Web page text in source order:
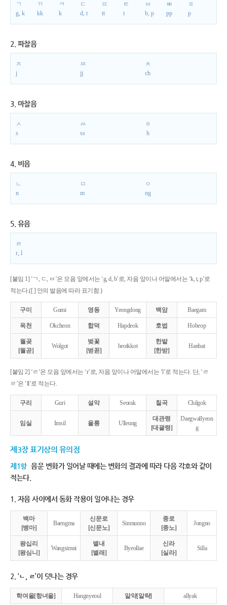
ㄱ
g, k
ㄲ
kk
ㅋ
k
ㄷ
d, t
ㄸ
tt
ㅌ
t
ㅂ
b, p
ㅃ
pp
ㅍ
p
2. 파찰음
ㅈ
j
ㅉ
jj
ㅊ
ch
3. 마찰음
ㅅ
s
ㅆ
ss
ㅎ
h
4. 비음
ㄴ
n
ㅁ
m
ㅇ
ng
5. 유음
ㄹ
r, l
[붙임 1] ‘ㄱ, ㄷ, ㅂ’은 모음 앞에서는 ‘g, d, b’로, 자음 앞이나 어말에서는 ‘k, t, p’로
적는다.([ ] 안의 발음에 따라 표기함.)
구미 Gumi 영동 Yeongdong 백암 Baegam
옥천 Okcheon 합덕 Hapdeok 호법 Hobeop
월곶
[월곧]
Wolgot
벚꽃
[벋꼳]
beotkkot
한밭
[한받]
Hanbat
[붙임 2] ‘ㄹ’은 모음 앞에서는 ‘r’로, 자음 앞이나 어말에서는 ‘l’로 적는다. 단, ‘ㄹ
ㄹ’은 ‘ll’로 적는다.
구리 Guri 설악 Seorak 칠곡 Chilgok
임실 Imsil 울릉 Ulleung
대관령
[대괄령]
Daegwallyeon
g
제3장 표기상의 유의점
제1항 음운 변화가 일어날 때에는 변화의 결과에 따라 다음 각호와 같이
적는다.
1. 자음 사이에서 동화 작용이 일어나는 경우
백마
[뱅마]
Baengma
신문로
[신문노]
Sinmunno
종로
[종노]
Jongno
왕십리
[왕심니]
Wangsimni
별내
[별래]
Byeollae
신라
[실라]
Silla
2. ‘ㄴ, ㄹ’이 덧나는 경우
학여울[항녀울] Hangnyeoul 알약[알략] allyak